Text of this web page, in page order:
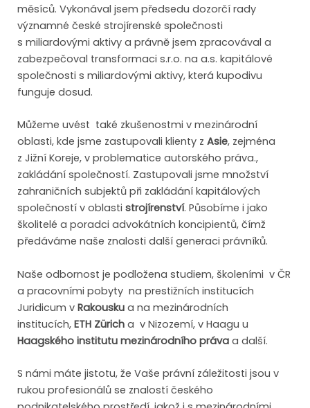
měsíců. Vykonával jsem předsedu dozorčí rady
významné české strojírenské společnosti
s miliardovými aktivy a právně jsem zpracovával a
zabezpečoval transformaci s.r.o. na a.s. kapitálové
společnosti s miliardovými aktivy, která kupodivu
funguje dosud.
Můžeme uvést také zkušenostmi v mezinárodní
oblasti, kde jsme zastupovali klienty z Asie, zejména
z Jižní Koreje, v problematice autorského práva.,
zakládání společností. Zastupovali jsme množství
zahraničních subjektů při zakládání kapitálových
společností v oblasti strojírenství. Působíme i jako
školitelé a poradci advokátních koncipientů, čímž
předáváme naše znalosti další generaci právníků.
Naše odbornost je podložena studiem, školeními v ČR
a pracovními pobyty na prestižních institucích
Juridicum v Rakousku a na mezinárodních
institucích, ETH Zürich a v Nizozemí, v Haagu u
Haagského institutu mezinárodního práva a další.
S námi máte jistotu, že Vaše právní záležitosti jsou v
rukou profesionálů se znalostí českého